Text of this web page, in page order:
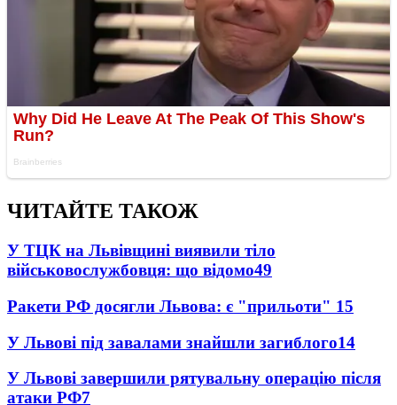
ЧИТАЙТЕ ТАКОЖ
У ТЦК на Львівщині виявили тіло
військовослужбовця: що відомо49
Ракети РФ досягли Львова: є "прильоти" 15
У Львові під завалами знайшли загиблого14
У Львові завершили рятувальну операцію після
атаки РФ7